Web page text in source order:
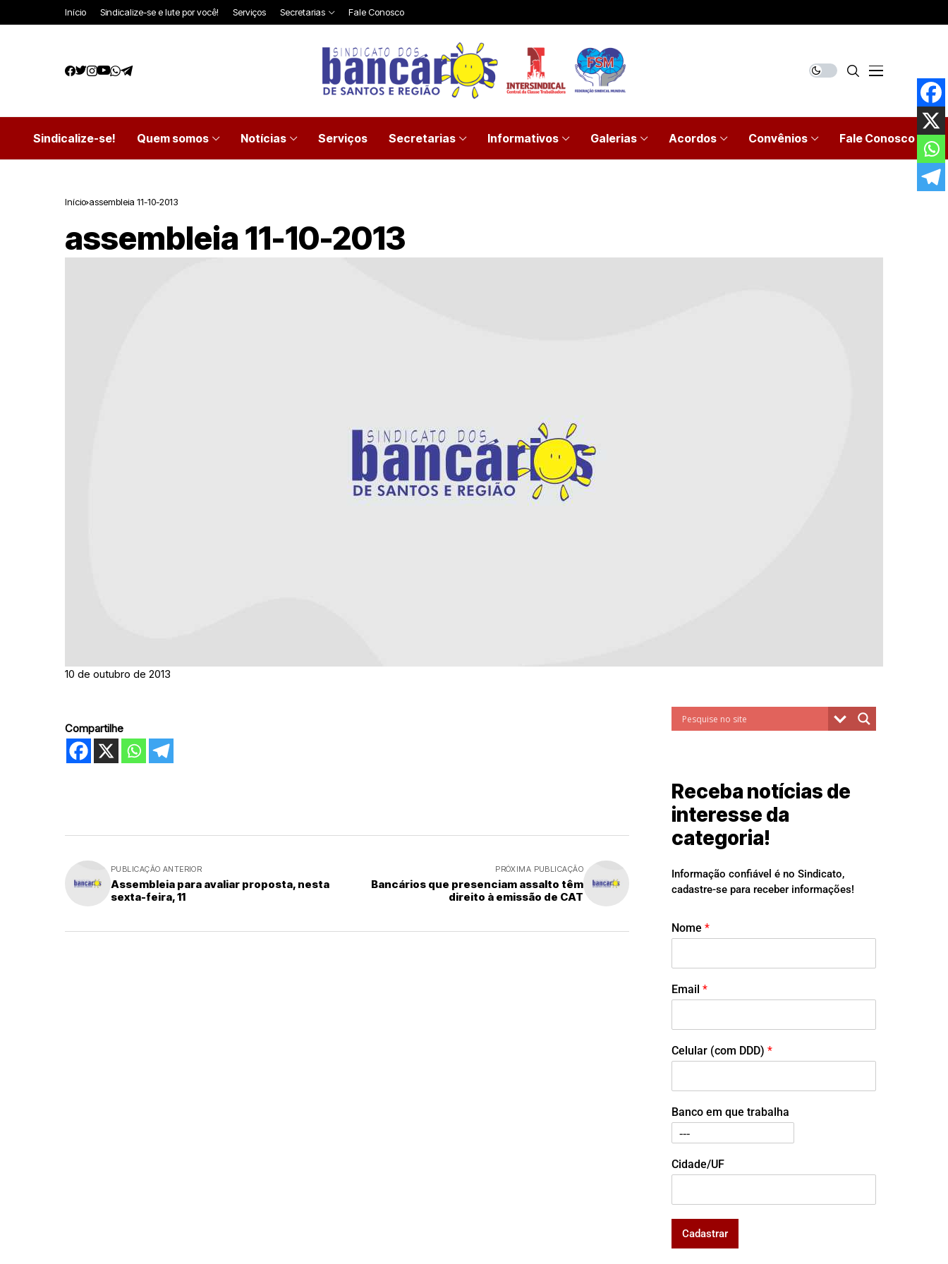
Início Sindicalize-se e lute por você! Serviços Secretarias Fale Conosco
Sindicalize-se! Quem somos Notícias Serviços Secretarias Informativos Galerias Acordos Convênios Fale Conosco
Início assembleia 11-10-2013
assembleia 11-10-2013
10 de outubro de 2013
Compartilhe
PUBLICAÇÃO ANTERIOR
Assembleia para avaliar proposta, nesta
sexta-feira, 11
PRÓXIMA PUBLICAÇÃO
Bancários que presenciam assalto têm
direito à emissão de CAT
Receba notícias de
interesse da
categoria!
Informação confiável é no Sindicato,
cadastre-se para receber informações!
Nome *
Email *
Celular (com DDD) *
Banco em que trabalha
Cidade/UF
Cadastrar